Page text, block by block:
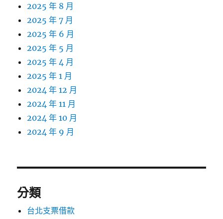
2025 年 8 月
2025 年 7 月
2025 年 6 月
2025 年 5 月
2025 年 4 月
2025 年 1 月
2024 年 12 月
2024 年 11 月
2024 年 10 月
2024 年 9 月
分類
台北支票借款